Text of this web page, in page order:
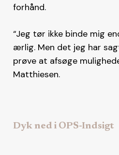
forhånd.
“Jeg tør ikke binde mig
ærlig. Men det jeg har
prøve at afsøge
Matthiesen.
Dyk ned i OPS-Indsigt